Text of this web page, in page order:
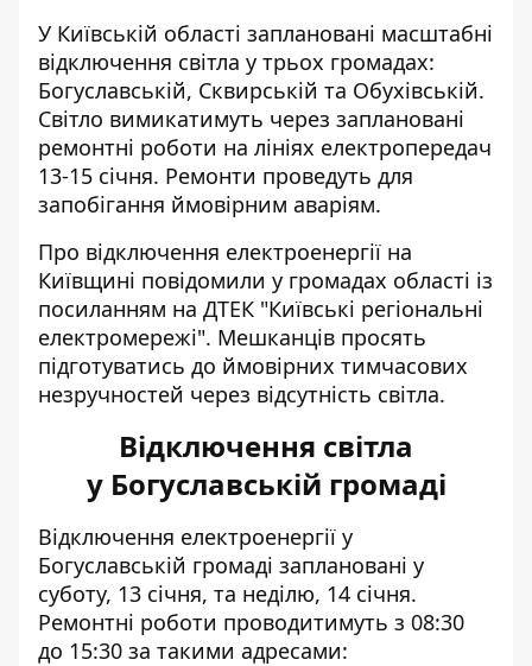
У Київській області заплановані масштабні
відключення світла у трьох громадах:
Богуславській, Сквирській та Обухівській.
Світло вимикатимуть через заплановані
ремонтні роботи на лініях електропередач
13-15 січня. Ремонти проведуть для
запобігання ймовірним аваріям.
Про відключення електроенергії на
Київщині повідомили у громадах області із
посиланням на ДТЕК "Київські регіональні
електромережі". Мешканців просять
підготуватись до ймовірних тимчасових
незручностей через відсутність світла.
Відключення світла
у Богуславській громаді
Відключення електроенергії у
Богуславській громаді заплановані у
суботу, 13 січня, та неділю, 14 січня.
Ремонтні роботи проводитимуть з 08:30
до 15:30 за такими адресами: